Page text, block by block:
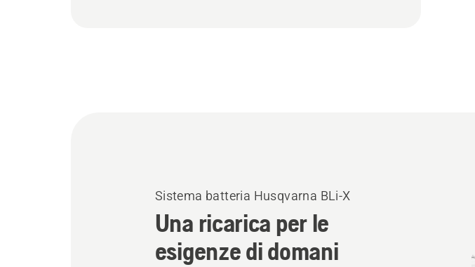
Sistema batteria Husqvarna BLi-X
Una ricarica per le
esigenze di domani